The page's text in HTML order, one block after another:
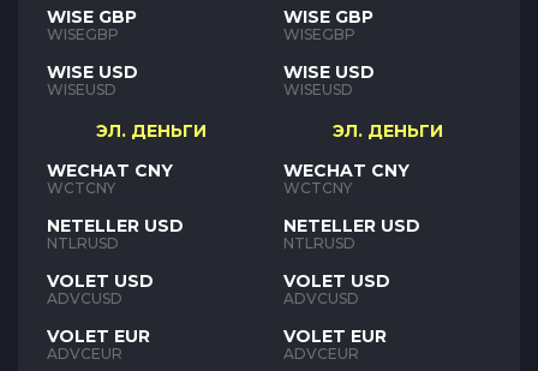
WISE GBP
WISEGBP
WISE USD
WISEUSD
ЭЛ. ДЕНЬГИ
WECHAT CNY
WCTCNY
NETELLER USD
NTLRUSD
VOLET USD
ADVCUSD
VOLET EUR
ADVCEUR
WISE GBP
WISEGBP
WISE USD
WISEUSD
ЭЛ. ДЕНЬГИ
WECHAT CNY
WCTCNY
NETELLER USD
NTLRUSD
VOLET USD
ADVCUSD
VOLET EUR
ADVCEUR